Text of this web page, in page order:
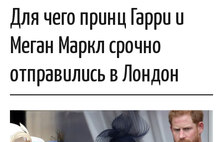
Для чего принц Гарри и
Меган Маркл срочно
отправились в Лондон